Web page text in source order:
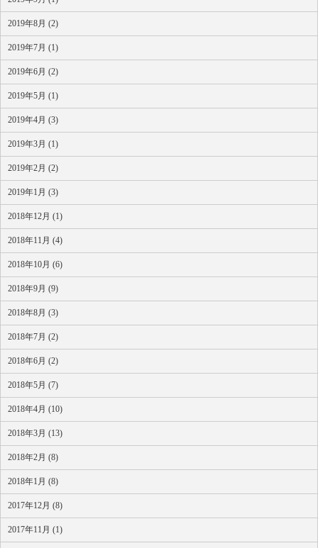
2019年8月 (2)
2019年7月 (1)
2019年6月 (2)
2019年5月 (1)
2019年4月 (3)
2019年3月 (1)
2019年2月 (2)
2019年1月 (3)
2018年12月 (1)
2018年11月 (4)
2018年10月 (6)
2018年9月 (9)
2018年8月 (3)
2018年7月 (2)
2018年6月 (2)
2018年5月 (7)
2018年4月 (10)
2018年3月 (13)
2018年2月 (8)
2018年1月 (8)
2017年12月 (8)
2017年11月 (1)